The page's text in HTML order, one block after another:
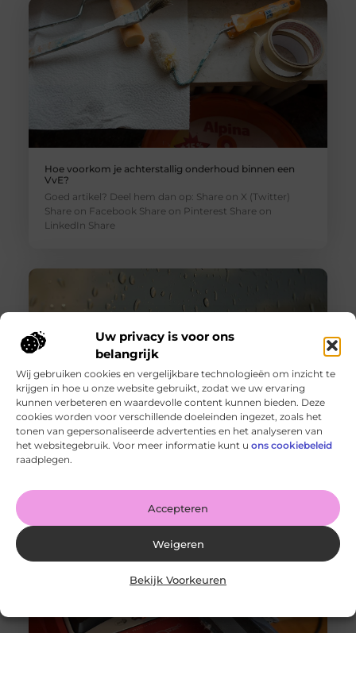
Uw privacy is voor ons
belangrijk
Wij gebruiken cookies en vergelijkbare technologieën om inzicht te
krijgen in hoe u onze website gebruikt, zodat we uw ervaring
kunnen verbeteren en waardevolle content kunnen bieden. Deze
cookies worden voor verschillende doeleinden ingezet, zoals het
tonen van gepersonaliseerde advertenties en het analyseren van
het websitegebruik. Voor meer informatie kunt u ons cookiebeleid
raadplegen.
Accepteren
Weigeren
Bekijk Voorkeuren
Hoe voorkom je achterstallig onderhoud binnen een
VvE?
Goed artikel? Deel hem dan op: Share on X (Twitter)
Share on Facebook Share on Pinterest Share on
LinkedIn Share
Wanneer schakel je een glaszetter in en wat kun je van
hem verwachten?
Goed artikel? Deel hem dan op: Share on X (Twitter)